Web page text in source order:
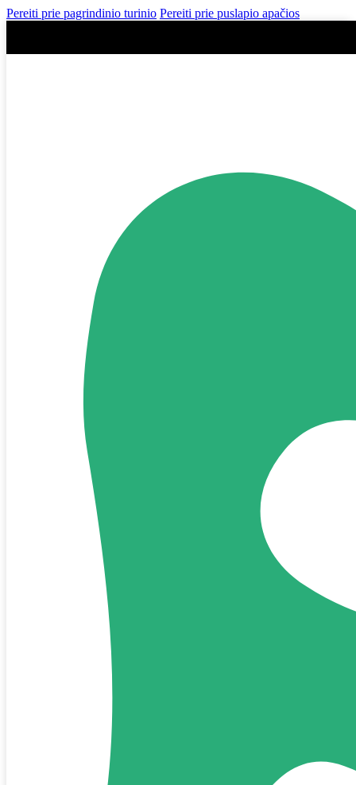
Pereiti prie pagrindinio turinio Pereiti prie puslapio apačios